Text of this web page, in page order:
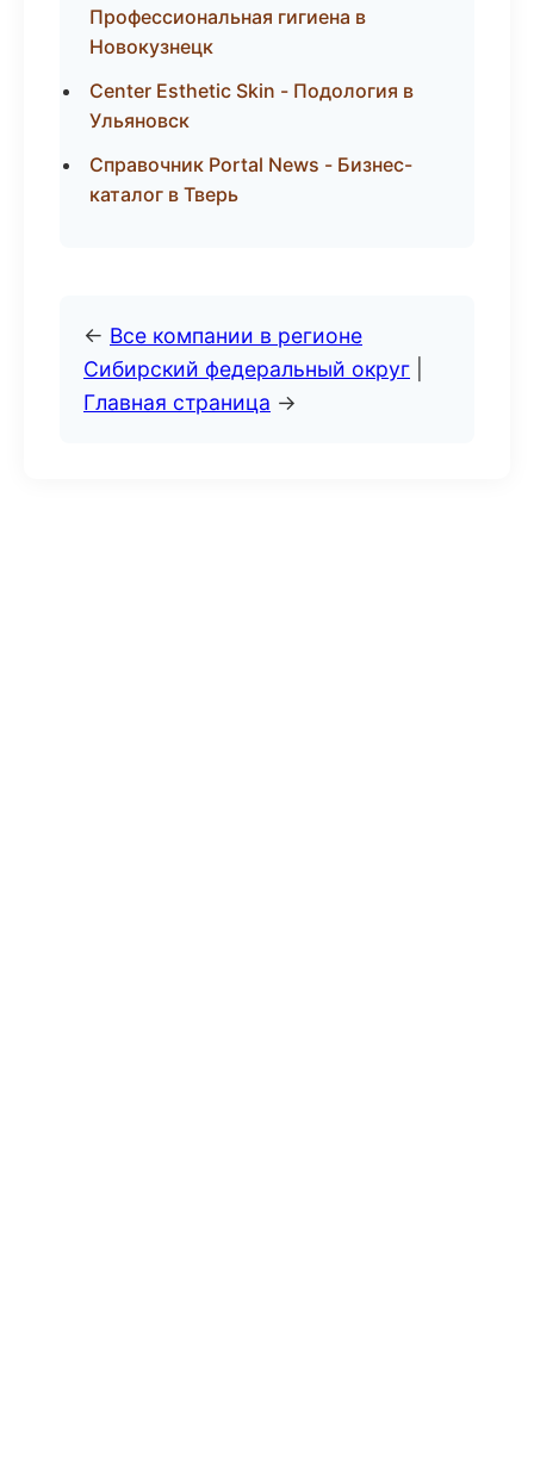
Профессиональная гигиена в
Новокузнецк
Center Esthetic Skin - Подология в
Ульяновск
Справочник Portal News - Бизнес-
каталог в Тверь
← Все компании в регионе
Сибирский федеральный округ
Главная страница →